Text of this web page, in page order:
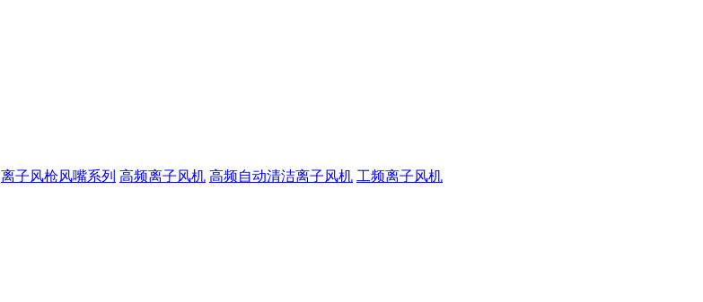
离子风枪风嘴系列 高频离子风机 高频自动清洁离子风机 工频离子风机